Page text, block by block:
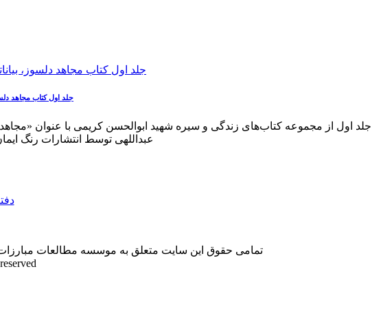
جلد اول کتاب مجاهد
جلد اول از مجموعه کتاب‌های زندگی و سیره شهید ابوالحسن کریمی با عنوان
عبداللهی توسط انتشارات رنگ ایمان در ۳۳۰ صفحه و در قطع رقعی در زمستان ۱۴۰۳ روانه
تمامی حقوق این سایت متعلق به موسسه مطالعات مبارزات
reserved